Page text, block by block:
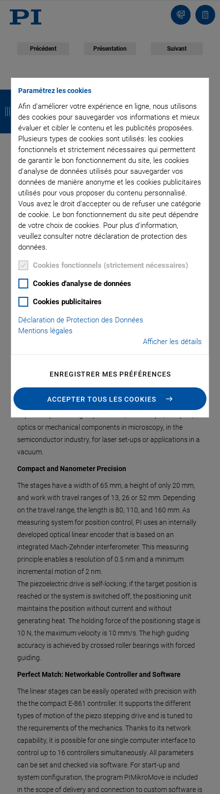
Paramétrez les cookies
Afin d'améliorer votre expérience en ligne, nous utilisons
des cookies pour sauvegarder vos informations et mieux
évaluer et cibler le contenu et les publicités proposées.
Plusieurs types de cookies sont utilisés: les cookies
fonctionnels et strictement nécessaires qui permettent
de garantir le bon fonctionnement du site, les cookies
d'analyse de données utilisés pour sauvegarder vos
données de manière anonyme et les cookies publicitaires
utilisés pour vous proposer du contenu personnalisé.
Vous avez le droit d'accepter ou de refuser une catégorie
de cookie. Le bon fonctionnement du site peut dépendre
de votre choix de cookies. Pour plus d'information,
veuillez consulter notre déclaration de protection des
données.
Cookies fonctionnels (strictement nécessaires)
Cookies d'analyse de données
Cookies publicitaires
Déclaration de Protection des Données
Mentions légales
Afficher les détails
ENREGISTRER MES PRÉFÉRENCES
ACCEPTER TOUS LES COOKIES
Contact
Précédent Présentation Suivant
N-565 Linear Stage
Series with
Piezomotor
High precision on travel ranges to 52 mm
series. The drive principle enables repeatability in the range of
a few nanometers, high guiding accuracy, and high force in a
single compact unit. The linear stages therefore fulfill
optics or mechanical components in microscopy, in the
semiconductor industry, for laser set-ups or applications in a
vacuum.
Compact and Nanometer Precision
The stages have a width of 65 mm, a height of only 20 mm,
and work with travel ranges of 13, 26 or 52 mm. Depending
on the travel range, the length is 80, 110, and 160 mm. As
measuring system for position control, PI uses an internally
developed optical linear encoder that is based on an
integrated Mach-Zehnder interferometer. This measuring
principle enables a resolution of 0.5 nm and a minimum
incremental motion of 2 nm.
The piezoelectric drive is self-locking; if the target position is
reached or the system is switched off, the positioning unit
maintains the position without current and without
generating heat. The holding force of the positioning stage is
10 N, the maximum velocity is 10 mm/s. The high guiding
accuracy is achieved by crossed roller bearings with forced
guiding.
Perfect Match: Networkable Controller and Software
The linear stages can be easily operated with precision with
the the compact E-861 controller. It supports the different
types of motion of the piezo stepping drive and is tuned to
the requirements of the mechanics. Thanks to its network
capability, it is possible for one single computer interface to
control up to 16 controllers simultaneously. All parameters
can be set and checked via software. For start-up and
system configuration, the program PIMikroMove is included
in the scope of delivery and connection to custom software is
R
e
t
o
u
r
R
e
t
o
u
r
R
e
t
o
u
r
R
e
t
o
u
r